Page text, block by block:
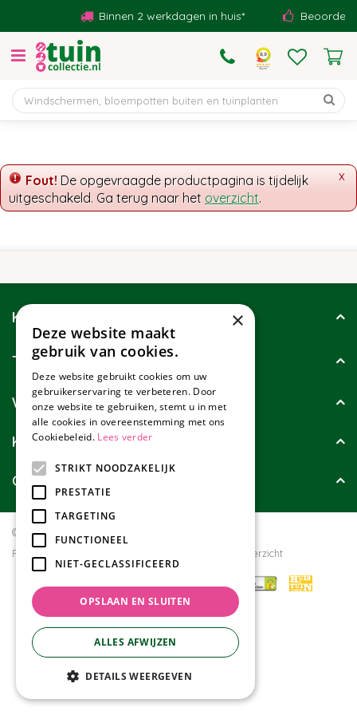
t
n
Binnen 2 werkdagen in huis*
x
Fout! De opgevraagde productpagina is tijdelijk
uitgeschakeld. Ga terug naar het overzicht.
Klantenservice
Tuincollectie
Wie zijn wij?
Klanten geven ons
Contact
© Tuincollectie.nl
Privacy policy
Tuincentrum Overzicht
×
Deze website maakt
gebruik van cookies.
Deze website gebruikt cookies om uw
gebruikerservaring te verbeteren. Door
onze website te gebruiken, stemt u in met
alle cookies in overeenstemming met ons
Cookiebeleid. Lees verder
STRIKT NOODZAKELIJK
PRESTATIE
TARGETING
FUNCTIONEEL
NIET-GECLASSIFICEERD
OPSLAAN EN SLUITEN
ALLES AFWIJZEN
DETAILS WEERGEVEN